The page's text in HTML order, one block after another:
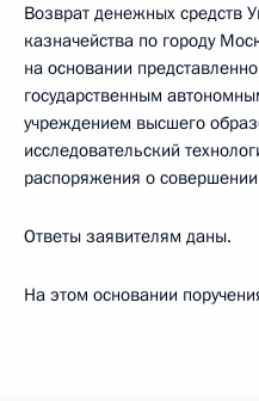
Возврат денежных средств
казначейства по городу
на основании
государственным
учреждением высшего
исследовательский
распоряжения о
Ответы заявителям даны.
На этом основании